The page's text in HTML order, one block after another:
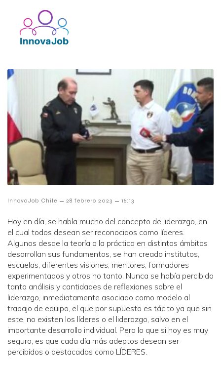
InnovaJob Chile – 28 febrero 2023 – 16:13
Hoy en día, se habla mucho del concepto de liderazgo, en
el cual todos desean ser reconocidos como líderes.
Algunos desde la teoría o la práctica en distintos ámbitos
desarrollan sus fundamentos, se han creado institutos,
escuelas, diferentes visiones, mentores, formadores
experimentados y otros no tanto. Nunca se había percibido
tanto análisis y cantidades de reflexiones sobre el
liderazgo, inmediatamente asociado como modelo al
trabajo de equipo, el que por supuesto es tácito ya que sin
este, no existen los líderes o el liderazgo, salvo en el
importante desarrollo individual. Pero lo que si hoy es muy
seguro, es que cada día más adeptos desean ser
percibidos o destacados como LÍDERES.